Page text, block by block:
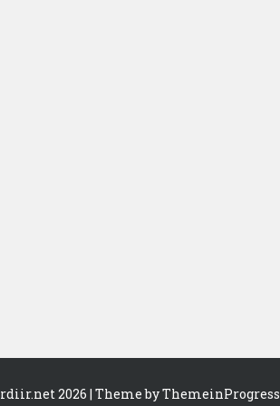
2026 | Theme by ThemeinProgress